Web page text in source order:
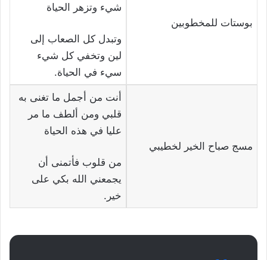
بوستات للمخطوبين
شيء وتزهر الحياة
وتبدل كل الصعاب إلى
لين وتخفي كل شيء
سيء في الحياة.
مسج صباح الخير لخطيبي
أنت من أجمل ما تغنى به
قلبي ومن ألطف ما مر
عليا في هذه الحياة
من قلوب فأتمنى أن
يجمعني الله بكي على
خير.